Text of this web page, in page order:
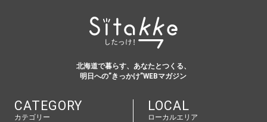
北海道で暮らす、あなたとつくる、
明日への”きっかけ”WEBマガジン
CATEGORY
カテゴリー
LOCAL
ローカルエリア